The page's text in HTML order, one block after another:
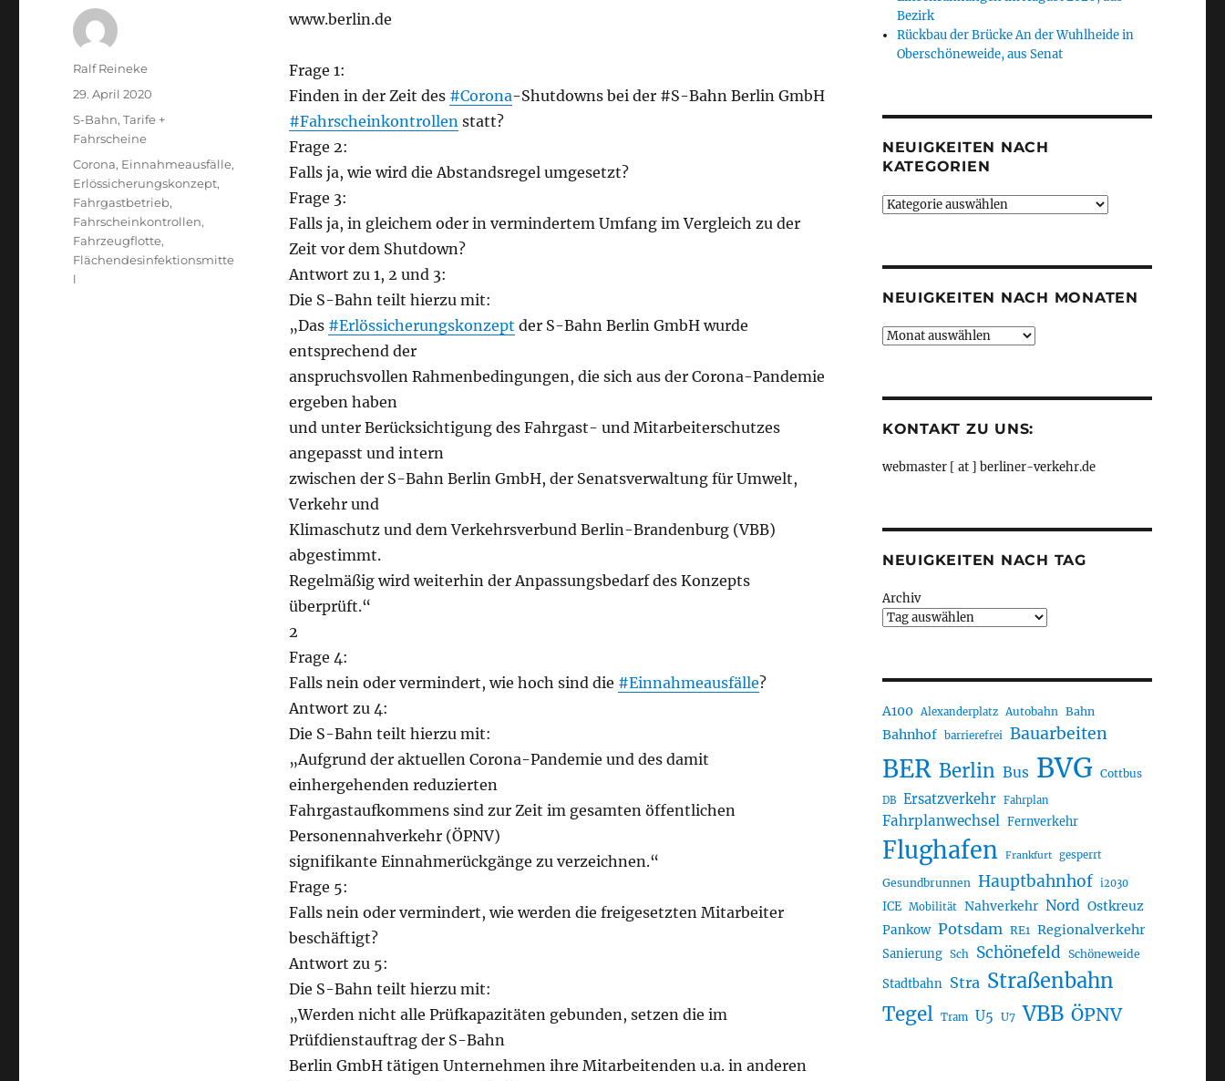
www.berlin.de
Frage 1:
Finden in der Zeit des #Corona-Shutdowns bei der #S-Bahn Berlin GmbH
#Fahrscheinkontrollenstatt?
Frage 2:
Falls ja, wie wird die Abstandsregel umgesetzt?
Frage 3:
Falls ja, in gleichem oder in vermindertem Umfang im Vergleich zu der
Zeit vor dem Shutdown?
Antwort zu 1, 2 und 3:
Die S-Bahn teilt hierzu mit:
„Das #Erlössicherungskonzept der S-Bahn Berlin GmbH wurde
entsprechend der
anspruchsvollen Rahmenbedingungen, die sich aus der Corona-Pandemie
ergeben haben
und unter Berücksichtigung des Fahrgast- und Mitarbeiterschutzes
angepasst und intern
zwischen der S-Bahn Berlin GmbH, der Senatsverwaltung für Umwelt,
Verkehr und
Klimaschutz und dem Verkehrsverbund Berlin-Brandenburg (VBB)
abgestimmt.
Regelmäßig wird weiterhin der Anpassungsbedarf des Konzepts
überprüft.“
2
Frage 4:
Falls nein oder vermindert, wie hoch sind die #Einnahmeausfälle?
Antwort zu 4:
Die S-Bahn teilt hierzu mit:
„Aufgrund der aktuellen Corona-Pandemie und des damit
einhergehenden reduzierten
Fahrgastaufkommens sind zur Zeit im gesamten öffentlichen
Personennahverkehr (ÖPNV)
signifikante Einnahmerückgänge zu verzeichnen.“
Frage 5:
Falls nein oder vermindert, wie werden die freigesetzten Mitarbeiter
beschäftigt?
Antwort zu 5:
Die S-Bahn teilt hierzu mit:
„Werden nicht alle Prüfkapazitäten gebunden, setzen die im
Prüfdienstauftrag der S-Bahn
Berlin GmbH tätigen Unternehmen ihre Mitarbeitenden u.a. in anderen
Autor
Ralf Reineke
Veröffentlicht
29. April 2020
Kategorien
S-Bahn,Tarife +
Fahrscheine
Schlagwörter
Corona, Einnahmeausfälle,
Erlössicherungskonzept,
Fahrgastbetrieb,
Fahrscheinkontrollen,
Fahrzeugflotte,
Flächendesinfektionsmitte
l
Bezirk
Rückbau der Brücke An der Wuhlheide in
Oberschöneweide, aus Senat
NEUIGKEITEN NACH
KATEGORIEN
Neuigkeiten
NEUIGKEITEN NACH MONATEN
Neuigkeiten
KONTAKT ZU UNS:
webmaster [ at ] berliner-verkehr.de
NEUIGKEITEN NACH TAG
Archiv
A100 Alexanderplatz Autobahn Bahn
Bahnhof barrierefrei Bauarbeiten
BER Berlin Bus BVG Cottbus
DB Ersatzverkehr Fahrplan
Fahrplanwechsel Fernverkehr
Flughafen Frankfurt gesperrt
Gesundbrunnen Hauptbahnhof i2030
ICE Mobilität Nahverkehr Nord Ostkreuz
Pankow Potsdam RE1 Regionalverkehr
Sanierung Sch Schönefeld Schöneweide
Stadtbahn Stra Straßenbahn
Tegel Tram U5 U7 VBB ÖPNV